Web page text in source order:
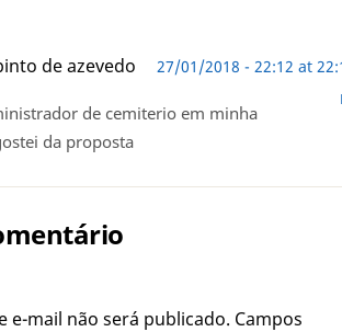
de azevedo 27/01/2018 - 22:12 at
de cemiterio em minha
da proposta
e-mail não será publicado. Campos